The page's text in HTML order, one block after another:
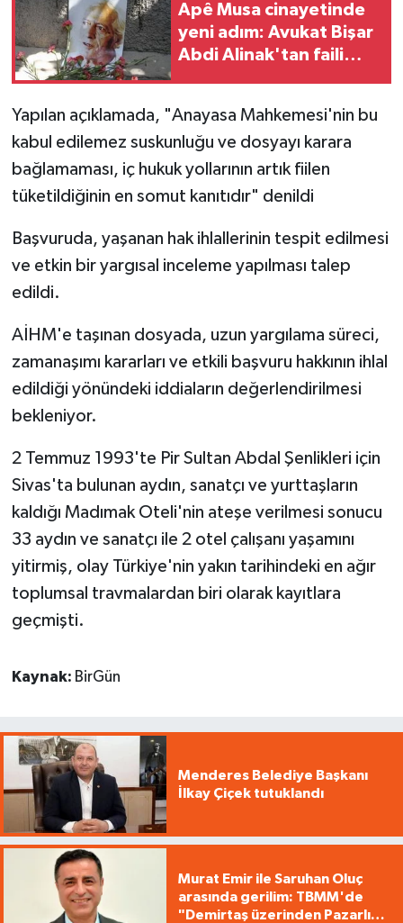
Apê Musa cinayetinde
yeni adım: Avukat Bişar
Abdi Alinak'tan faili
Yapılan açıklamada, "Anayasa Mahkemesi'nin bu
kabul edilemez suskunluğu ve dosyayı karara
bağlamaması, iç hukuk yollarının artık fiilen
tüketildiğinin en somut kanıtıdır" denildi
Başvuruda, yaşanan hak ihlallerinin tespit edilmesi
ve etkin bir yargısal inceleme yapılması talep
edildi.
AİHM'e taşınan dosyada, uzun yargılama süreci,
zamanaşımı kararları ve etkili başvuru hakkının ihlal
edildiği yönündeki iddiaların değerlendirilmesi
bekleniyor.
2 Temmuz 1993'te Pir Sultan Abdal Şenlikleri için
Sivas'ta bulunan aydın, sanatçı ve yurttaşların
kaldığı Madımak Oteli'nin ateşe verilmesi sonucu
33 aydın ve sanatçı ile 2 otel çalışanı yaşamını
yitirmiş, olay Türkiye'nin yakın tarihindeki en ağır
toplumsal travmalardan biri olarak kayıtlara
geçmişti.
Kaynak: BirGün
Menderes Belediye Başkanı
İlkay Çiçek tutuklandı
Murat Emir ile Saruhan Oluç
arasında gerilim: TBMM'de
"Demirtaş üzerinden Pazarlık